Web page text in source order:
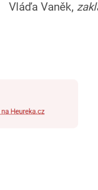
Vláďa Vaněk,